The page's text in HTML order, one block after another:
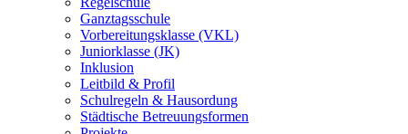
Ganztagsschule
Vorbereitungsklasse (VKL)
Juniorklasse (JK)
Inklusion
Leitbild & Profil
Schulregeln & Hausordung
Städtische Betreuungsformen